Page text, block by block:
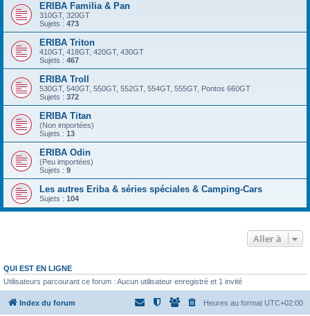
ERIBA Familia & Pan
310GT, 320GT
Sujets : 473
ERIBA Triton
410GT, 418GT, 420GT, 430GT
Sujets : 467
ERIBA Troll
530GT, 540GT, 550GT, 552GT, 554GT, 555GT, Pontos 660GT
Sujets : 372
ERIBA Titan
(Non importées)
Sujets : 13
ERIBA Odin
(Peu importées)
Sujets : 9
Les autres Eriba & séries spéciales & Camping-Cars
Sujets : 104
Aller à
QUI EST EN LIGNE
Utilisateurs parcourant ce forum : Aucun utilisateur enregistré et 1 invité
Index du forum Heures au format UTC+02:00